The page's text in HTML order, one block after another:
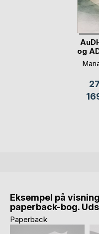
og
Eksempel på
paperback-bog.
Paperback